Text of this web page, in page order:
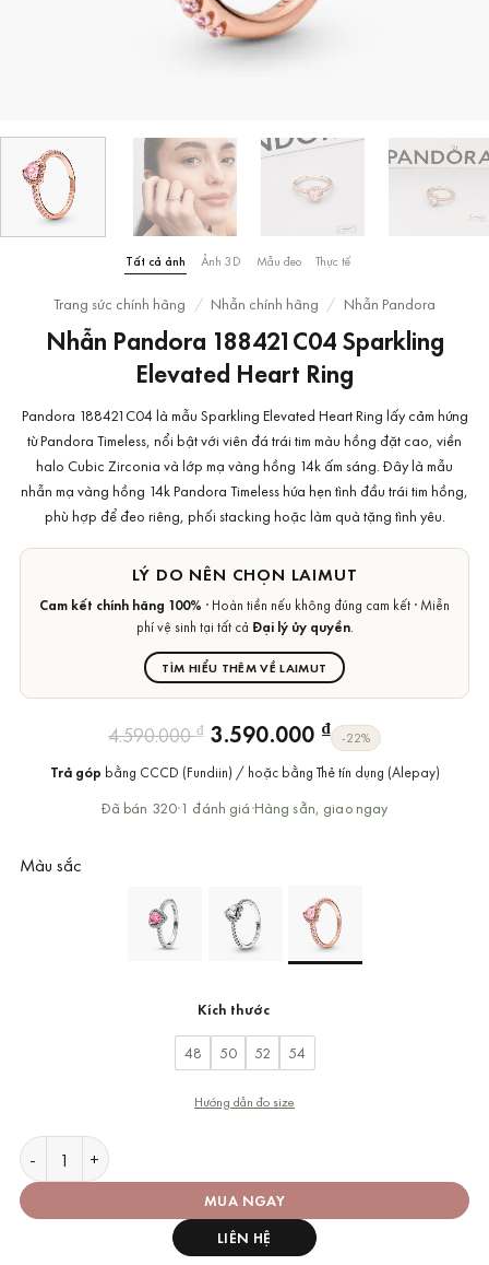
Tất cả ảnh Ảnh 3D Mẫu đeo Thực tế
Trang sức chính hãng / Nhẫn chính hãng / Nhẫn Pandora
Nhẫn Pandora 188421C04 Sparkling
Elevated Heart Ring
Pandora 188421C04 là mẫu Sparkling Elevated Heart Ring lấy cảm hứng
từ Pandora Timeless, nổi bật với viên đá trái tim màu hồng đặt cao, viền
halo Cubic Zirconia và lớp mạ vàng hồng 14k ấm sáng. Đây là mẫu
nhẫn mạ vàng hồng 14k Pandora Timeless hứa hẹn tình đầu trái tim hồng,
phù hợp để đeo riêng, phối stacking hoặc làm quà tặng tình yêu.
LÝ DO NÊN CHỌN LAIMUT
Cam kết chính hãng 100% · Hoàn tiền nếu không đúng cam kết · Miễn
phí vệ sinh tại tất cả Đại lý ủy quyền.
TÌM HIỂU THÊM VỀ LAIMUT
4.590.000₫ Giá
gốc
là:
4.590.000 ₫.
3.590.000 ₫
Giá
hiện
tại
là:
-22%
Trả góp bằng CCCD (Fundiin) / hoặc bằng Thẻ tín dụng (Alepay)
Đã bán 320·1 đánh giá·Hàng sẵn, giao ngay
Màu sắc
Kích thước
48 50 52 54
Hướng dẫn đo size
Nhẫn Pandora 188421C04 Sparkling Elevated Heart Ring số
MUA NGAY
LIÊN HỆ